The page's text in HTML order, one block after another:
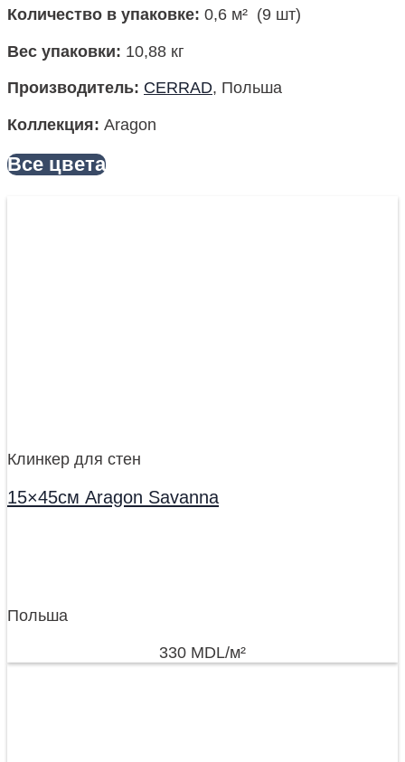
Количество в упаковке: 0,6 м² (9 шт)
Вес упаковки: 10,88 кг
Производитель: CERRAD, Польша
Коллекция: Aragon
Все цвета
Клинкер для стен
15×45см Aragon Savanna
Польша
330 MDL/м²